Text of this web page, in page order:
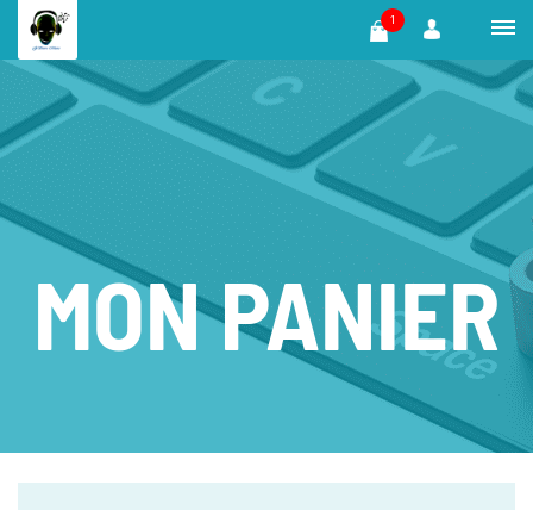
1
MON PANIER